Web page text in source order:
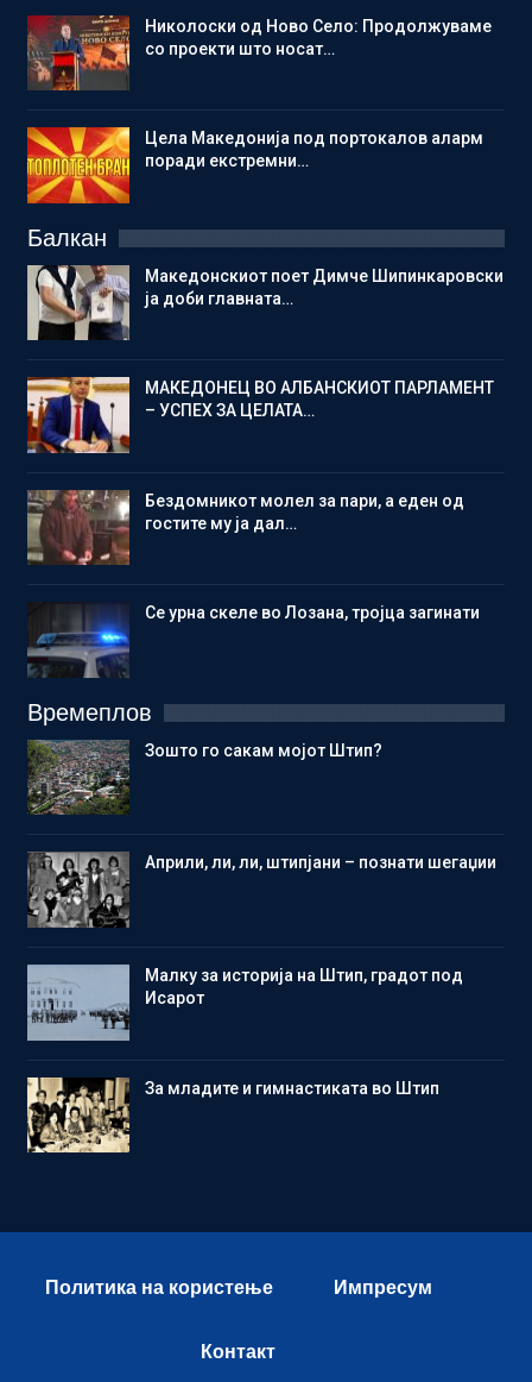
Николоски од Ново Село: Продолжуваме
со проекти што носат…
Цела Македонија под портокалов аларм
поради екстремни…
Балкан
Македонскиот поет Димче Шипинкаровски
ја доби главната…
МАКЕДОНЕЦ ВО АЛБАНСКИОТ ПАРЛАМЕНТ
– УСПЕХ ЗА ЦЕЛАТА…
Бездомникот молел за пари, а еден од
гостите му ја дал…
Се урна скеле во Лозана, тројца загинати
Времеплов
Зошто го сакам мојот Штип?
Aприли, ли, ли, штипјани – познати шегаџии
Малку за историја на Штип, градот под
Исарот
Зa младите и гимнастиката во Штип
Политика на користење Импресум
Контакт